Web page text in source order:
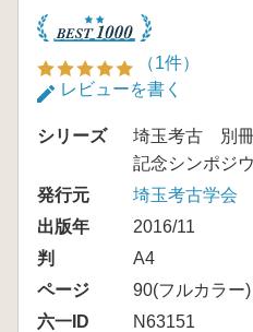
（1件）
レビューを書く
シリーズ
埼玉考古 別冊
記念シンポジ
発行元
埼玉考古学会
出版年
2016/11
判
A4
ページ
90(フルカラー)
六一ID
N63151